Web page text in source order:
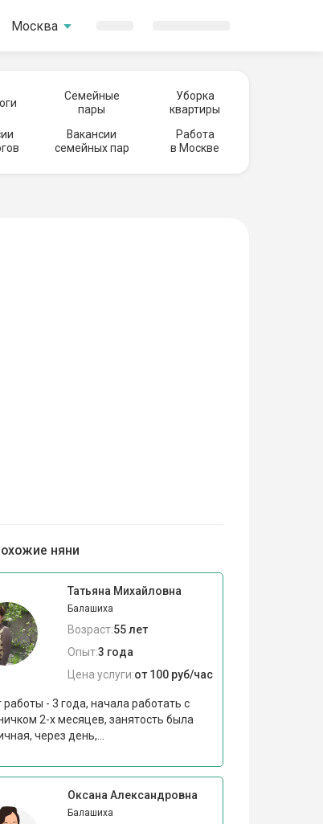
Москва
Семейные
пары
Уборка
квартиры
Вакансии
семейных пар
Работа
в Москве
няни
Татьяна Михайловна
Балашиха
Возраст:55 лет
Опыт:3 года
Цена услуги:от 100 руб/час
- 3 года, начала работать с
2-х месяцев, занятость была
через день,...
Оксана Александровна
Балашиха